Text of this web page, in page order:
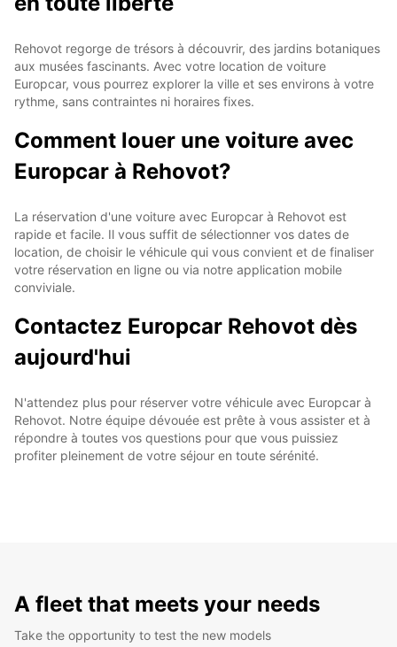
Rehovot regorge de trésors à découvrir, des jardins botaniques
aux musées fascinants. Avec votre location de voiture
Europcar, vous pourrez explorer la ville et ses environs à votre
rythme, sans contraintes ni horaires fixes.
Comment louer une voiture avec
Europcar à Rehovot?
La réservation d'une voiture avec Europcar à Rehovot est
rapide et facile. Il vous suffit de sélectionner vos dates de
location, de choisir le véhicule qui vous convient et de finaliser
votre réservation en ligne ou via notre application mobile
conviviale.
Contactez Europcar Rehovot dès
aujourd'hui
N'attendez plus pour réserver votre véhicule avec Europcar à
Rehovot. Notre équipe dévouée est prête à vous assister et à
répondre à toutes vos questions pour que vous puissiez
profiter pleinement de votre séjour en toute sérénité.
A fleet that meets your needs
Take the opportunity to test the new models